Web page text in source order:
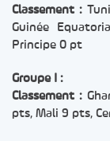
Classement :
Guinée
Principe 0 pt
Groupe I :
Classement :
pts, Mali 9 pts,